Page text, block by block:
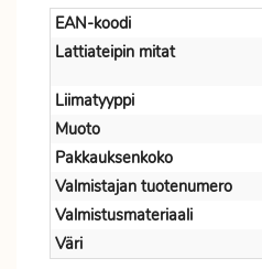
EAN-koodi
Lattiateipin mitat
Liimatyyppi
Muoto
Pakkauksenkoko
Valmistajan tuotenumero
Valmistusmateriaali
Väri